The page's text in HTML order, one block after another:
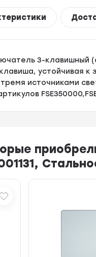
3-клавишный
устойчивая
источниками